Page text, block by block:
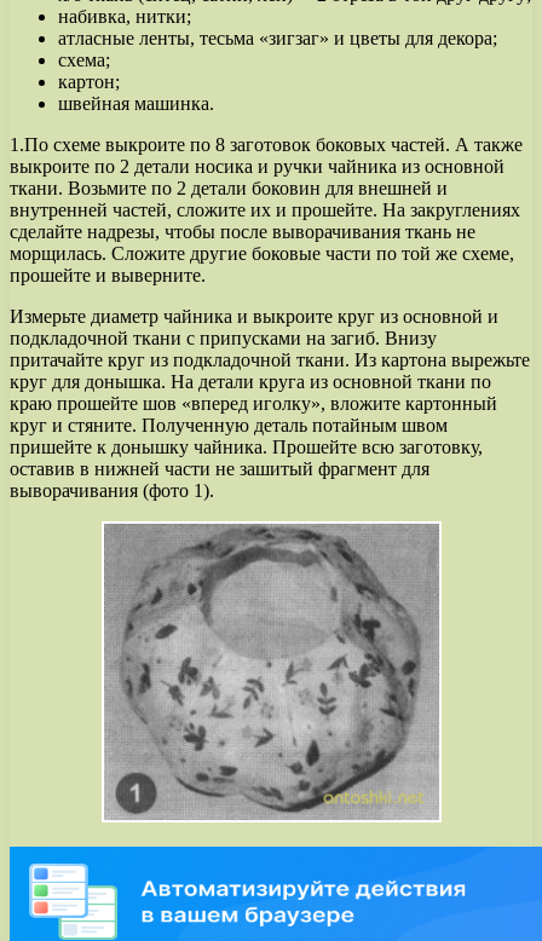
набивка, нитки;
атласные ленты, тесьма «зигзаг» и цветы для декора;
схема;
картон;
швейная машинка.
1.По схеме выкроите по 8 заготовок боковых частей. А также
выкроите по 2 детали носика и ручки чайника из основной
ткани. Возьмите по 2 детали боковин для внешней и
внутренней частей, сложите их и прошейте. На закруглениях
сделайте надрезы, чтобы после выворачивания ткань не
морщилась. Сложите другие боковые части по той же схеме,
прошейте и выверните.
Измерьте диаметр чайника и выкроите круг из основной и
подкладочной ткани с припусками на загиб. Внизу
притачайте круг из подкладочной ткани. Из картона вырежьте
круг для донышка. На детали круга из основной ткани по
краю прошейте шов «вперед иголку», вложите картонный
круг и стяните. Полученную деталь потайным швом
пришейте к донышку чайника. Прошейте всю заготовку,
оставив в нижней части не зашитый фрагмент для
выворачивания (фото 1).